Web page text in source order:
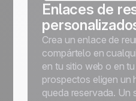
Enlaces de
Crea un enlace de
compártelo en
en tu sitio web o en
prospectos eligen un
queda reservada. Un